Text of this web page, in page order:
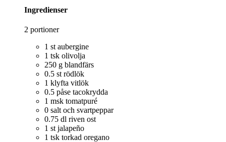
Ingredienser
2 portioner
1 st aubergine
1 tsk olivolja
250 g blandfärs
0.5 st rödlök
1 klyfta vitlök
0.5 påse tacokrydda
1 msk tomatpuré
0 salt och svartpeppar
0.75 dl riven ost
1 st jalapeño
1 tsk torkad oregano